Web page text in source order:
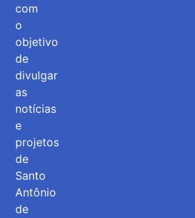
com
o
objetivo
de
divulgar
as
notícias
e
projetos
de
Santo
Antônio
de